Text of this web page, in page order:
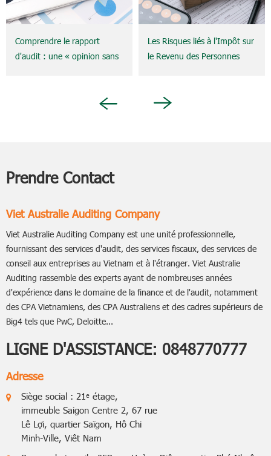
Previous
Comprendre le rapport
d'audit : une « opinion sans
Les Risques liés à l'Impôt sur
le Revenu des Personnes
Notion d'Établissement
Next
Prendre Contact
Viet Australie Auditing Company
Viet Australie Auditing Company est une unité professionnelle,
fournissant des services d'audit, des services fiscaux, des services de
conseil aux entreprises au Vietnam et à l'étranger. Viet Australie
Auditing rassemble des experts ayant de nombreuses années
d'expérience dans le domaine de la finance et de l'audit, notamment
des CPA Vietnamiens, des CPA Australiens et des cadres supérieurs de
Big4 tels que PwC, Deloitte...
LIGNE D'ASSISTANCE: 0848770777
Adresse
Siège social : 21ᵉ étage,
immeuble Saigon Centre 2, 67 rue
Lê Lợi, quartier Saïgon, Hô Chi
Minh-Ville, Viêt Nam